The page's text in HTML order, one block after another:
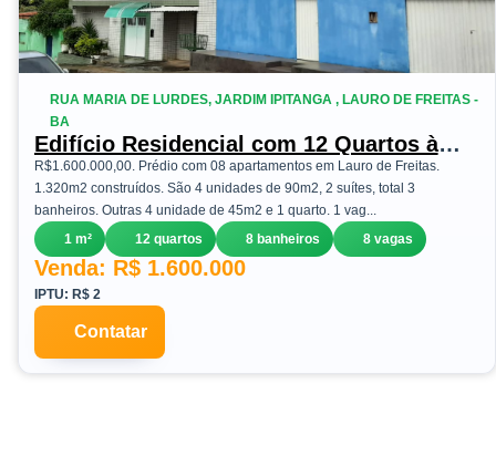
RUA MARIA DE LURDES, JARDIM IPITANGA , LAURO DE FREITAS -
BA
Edifício Residencial com 12 Quartos à
Venda ou Temporada, 1 m²em Jardim
Ipitanga - Lauro de Freitas
R$1.600.000,00. Prédio com 08 apartamentos em Lauro de Freitas.
1.320m2 construídos. São 4 unidades de 90m2, 2 suítes, total 3
banheiros. Outras 4 unidade de 45m2 e 1 quarto. 1 vag...
1 m²
12 quartos 8 banheiros 8 vagas
Venda: R$ 1.600.000
IPTU: R$ 2
Contatar